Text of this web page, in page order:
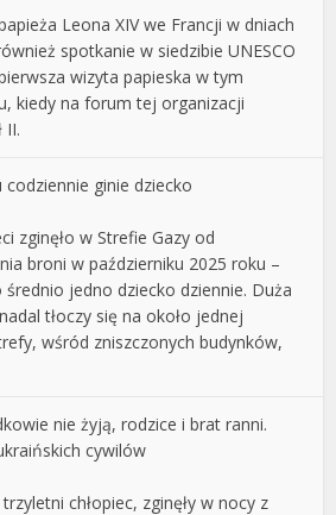
Leona XIV we Francji w dniach
spotkanie w siedzibie UNESCO
wizyta papieska w tym
kiedy na forum tej organizacji
II.
ginie dziecko
zginęło w Strefie Gazy od
broni w październiku 2025 roku –
średnio jedno dziecko dziennie. Duża
tłoczy się na około jednej
wśród zniszczonych budynków,
nie żyją, rodzice i brat ranni.
cywilów
chłopiec, zginęły w nocy z